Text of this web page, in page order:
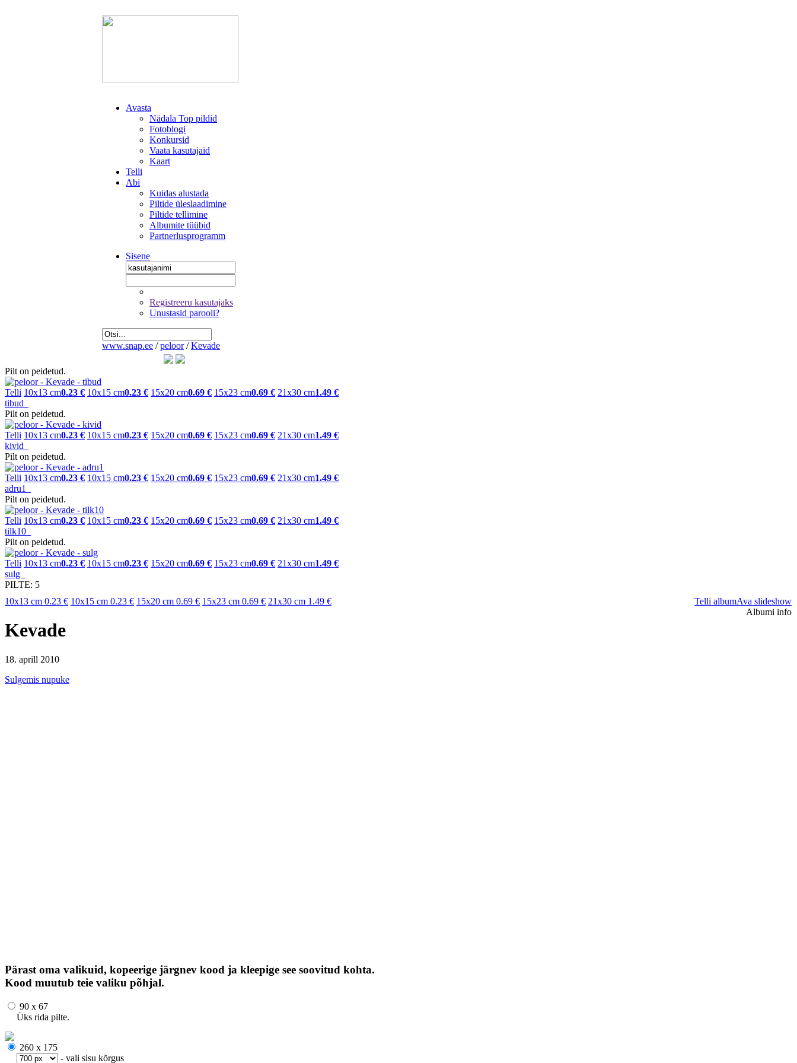
Avasta
Nädala Top pildid
Fotoblogi
Konkursid
Vaata kasutajaid
Kaart
Telli
Abi
Kuidas alustada
Piltide üleslaadimine
Piltide tellimine
Albumite tüübid
Partnerlusprogramm
Sisene
Registreeru kasutajaks
Unustasid parooli?
www.snap.ee / peloor / Kevade
Pilt on peidetud.
Telli 10x13 cm0.23 € 10x15 cm0.23 € 15x20 cm0.69 € 15x23 cm0.69 € 21x30 cm1.49 €
tibud
Pilt on peidetud.
Telli 10x13 cm0.23 € 10x15 cm0.23 € 15x20 cm0.69 € 15x23 cm0.69 € 21x30 cm1.49 €
kivid
Pilt on peidetud.
Telli 10x13 cm0.23 € 10x15 cm0.23 € 15x20 cm0.69 € 15x23 cm0.69 € 21x30 cm1.49 €
adru1
Pilt on peidetud.
Telli 10x13 cm0.23 € 10x15 cm0.23 € 15x20 cm0.69 € 15x23 cm0.69 € 21x30 cm1.49 €
tilk10
Pilt on peidetud.
Telli 10x13 cm0.23 € 10x15 cm0.23 € 15x20 cm0.69 € 15x23 cm0.69 € 21x30 cm1.49 €
sulg
PILTE: 5
Ava slideshow
Telli album
10x13 cm 0.23 € 10x15 cm 0.23 € 15x20 cm 0.69 € 15x23 cm 0.69 € 21x30 cm 1.49 €
Albumi info
Kevade
18. aprill 2010
Sulgemis nupuke
Pärast oma valikuid, kopeerige järgnev kood ja kleepige see soovitud kohta.
Kood muutub teie valiku põhjal.
90 x 67
Üks rida pilte.
260 x 175
- vali sisu kõrgus